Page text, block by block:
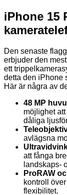
iPhone 15
Den senaste
erbjuder den
ett
detta den iPhone
Här är några av
48 MP
möjlighet
dåliga
avlägsna
att fånga
landskaps-
ProRAW
kontroll
flexibilitet.